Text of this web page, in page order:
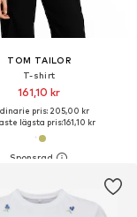
TOM TAILOR
T-shirt
161,10 kr
pris: 205,00 kr
lägsta pris:161,10 kr